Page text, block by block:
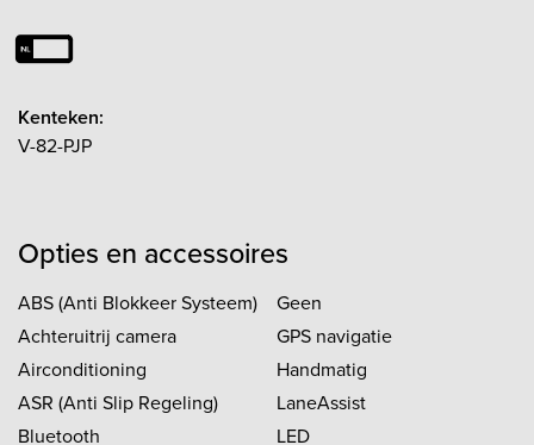
kiest voor een
afleverpakket waarbij wij
servicebeurt mogen geven.
Garantiewerk kunt u in
servicedesk bij u in de
buurt laten uitvoeren. In
tegenstelling tot bij andere
adressen is deze garantie
ook geldig als u door
Europa rijdt of op vakantie
bent. Naast garantie bent u
Kenteken:
V-82-PJP
Opties en accessoires
ABS (Anti Blokkeer Systeem)
Achteruitrij camera
Airconditioning
ASR (Anti Slip Regeling)
Bluetooth
Geen
GPS navigatie
Handmatig
LaneAssist
LED